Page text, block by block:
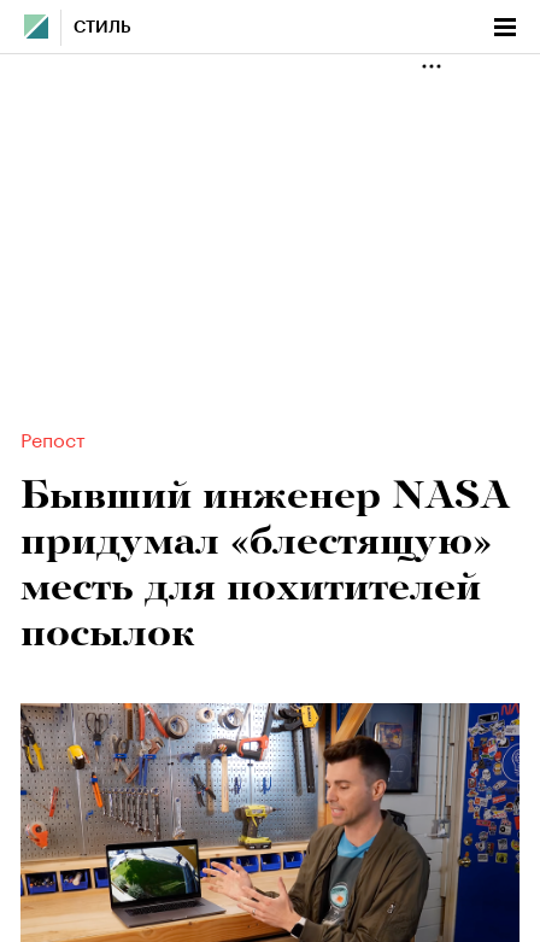
СТИЛЬ
Репост
Бывший инженер NASA
придумал «блестящую»
месть для похитителей
посылок